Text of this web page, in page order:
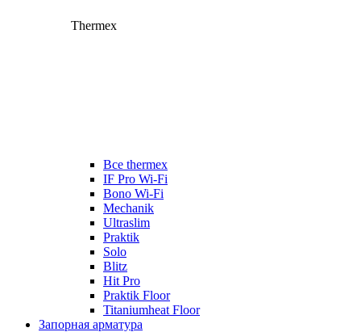
Thermex
Все thermex
IF Pro Wi-Fi
Bono Wi-Fi
Mechanik
Ultraslim
Praktik
Solo
Blitz
Hit Pro
Praktik Floor
Titaniumheat Floor
Запорная арматура